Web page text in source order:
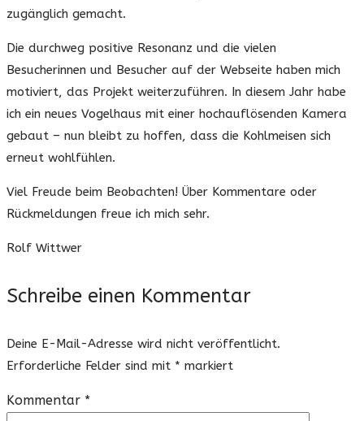
zugänglich gemacht.
Die durchweg positive Resonanz und die vielen
Besucherinnen und Besucher auf der Webseite haben mich
motiviert, das Projekt weiterzuführen. In diesem Jahr habe
ich ein neues Vogelhaus mit einer hochauflösenden Kamera
gebaut – nun bleibt zu hoffen, dass die Kohlmeisen sich
erneut wohlfühlen.
Viel Freude beim Beobachten! Über Kommentare oder
Rückmeldungen freue ich mich sehr.
Rolf Wittwer
Schreibe einen Kommentar
Deine E-Mail-Adresse wird nicht veröffentlicht.
Erforderliche Felder sind mit * markiert
Kommentar *